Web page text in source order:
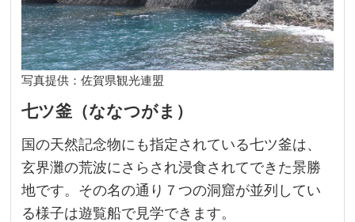
写真提供：佐賀県観光連盟
七ツ釜（ななつがま）
国の天然記念物にも指定されている七ツ釜は、
玄界灘の荒波にさらされ浸食されてできた景勝
地です。その名の通り７つの洞窟が並列してい
る様子は遊覧船で見学できます。